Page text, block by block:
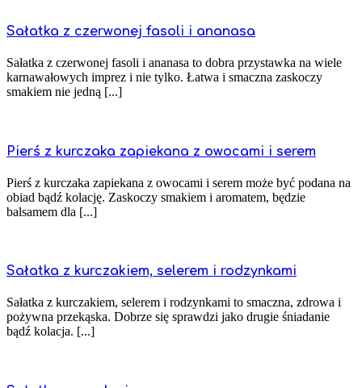
Sałatka z czerwonej fasoli i ananasa
Sałatka z czerwonej fasoli i ananasa to dobra przystawka na wiele
karnawałowych imprez i nie tylko. Łatwa i smaczna zaskoczy
smakiem nie jedną [...]
Pierś z kurczaka zapiekana z owocami i serem
Pierś z kurczaka zapiekana z owocami i serem może być podana na
obiad bądź kolację. Zaskoczy smakiem i aromatem, będzie
balsamem dla [...]
Sałatka z kurczakiem, selerem i rodzynkami
Sałatka z kurczakiem, selerem i rodzynkami to smaczna, zdrowa i
pożywna przekąska. Dobrze się sprawdzi jako drugie śniadanie
bądź kolacja. [...]